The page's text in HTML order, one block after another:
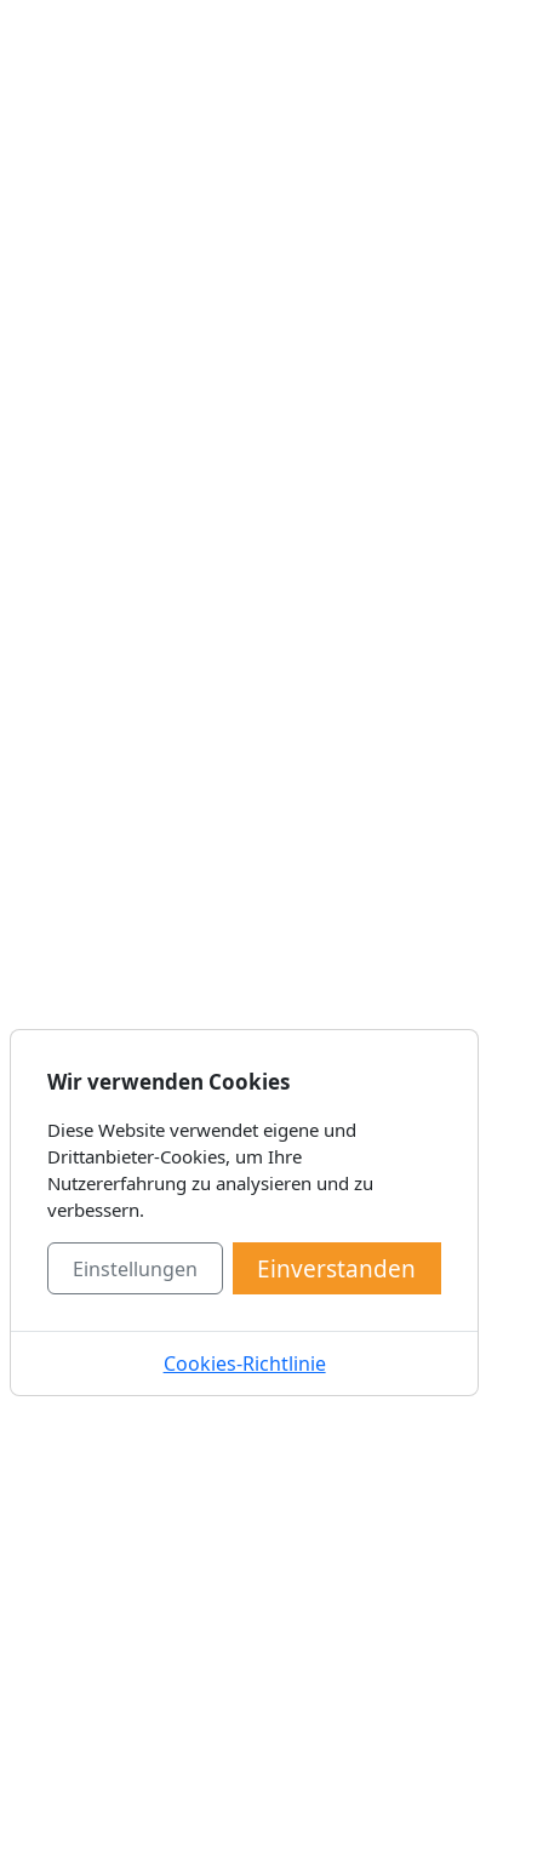
Wir verwenden Cookies
Diese Website verwendet eigene und
Drittanbieter-Cookies, um Ihre
Nutzererfahrung zu analysieren und zu
verbessern.
Einstellungen Einverstanden
Cookies-Richtlinie